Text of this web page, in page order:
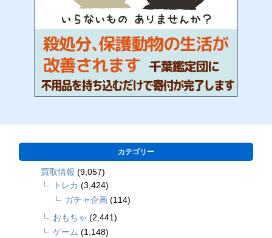
カテゴリー
買取情報 (9,057)
トレカ (3,424)
ガチャ企画 (114)
おもちゃ (2,441)
ゲーム (1,148)